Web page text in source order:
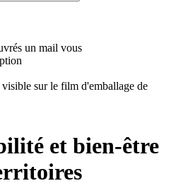
un mail vous
sur le film d'emballage de
et bien-être